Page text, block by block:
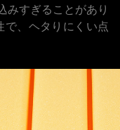
みすぎることがあり
で、ヘタりにくい点